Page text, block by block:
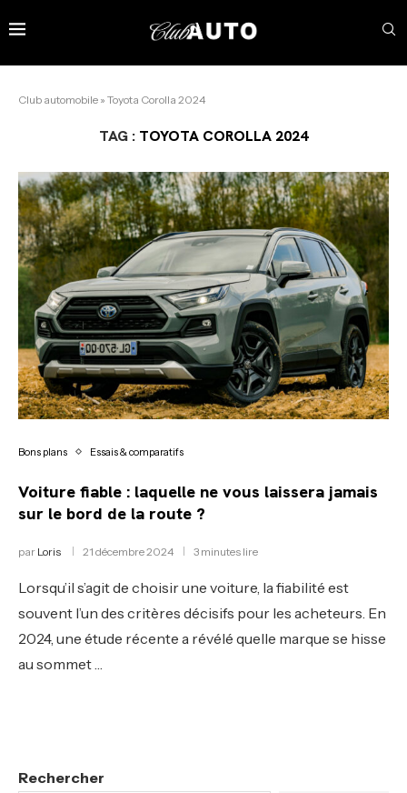
Club automobile » Toyota Corolla 2024
TAG : TOYOTA COROLLA 2024
Bons plans Essais & comparatifs
Voiture fiable : laquelle ne vous laissera jamais
sur le bord de la route ?
par Loris 21 décembre 2024 3 minutes lire
Lorsqu’il s’agit de choisir une voiture, la fiabilité est
souvent l’un des critères décisifs pour les acheteurs. En
2024, une étude récente a révélé quelle marque se hisse
au sommet …
Rechercher